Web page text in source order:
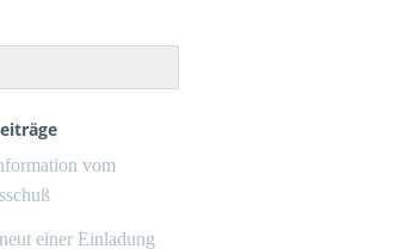
vom
einer Einladung